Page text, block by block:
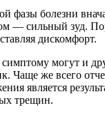
фазы болезни
— сильный зуд.
дискомфорт.
могут и
Чаще же всего
является
трещин.